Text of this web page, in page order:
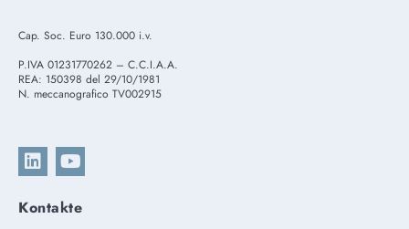
Cap. Soc. Euro 130.000 i.v.
P.IVA 01231770262 – C.C.I.A.A.
REA: 150398 del 29/10/1981
N. meccanografico TV002915
Kontakte